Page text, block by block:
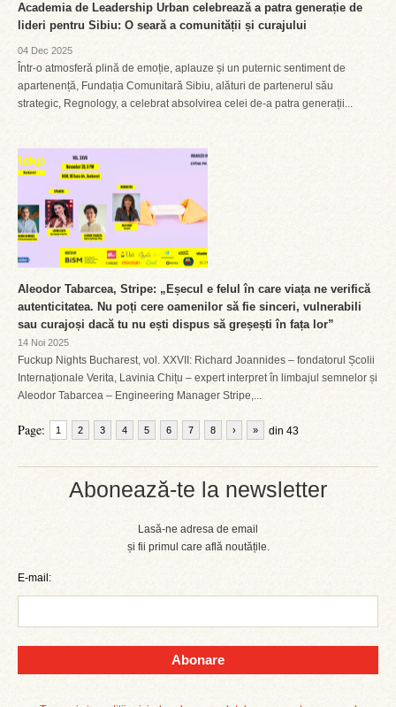
Abonează-te la newsletter
Lasă-ne adresa de email
și fii primul care află noutățile.
E-mail:
Abonare
Academia de Leadership Urban celebrează a patra generație de
lideri pentru Sibiu: O seară a comunității și curajului
04 Dec 2025
Într-o atmosferă plină de emoție, aplauze și un puternic sentiment de
apartenență, Fundația Comunitară Sibiu, alături de partenerul său
strategic, Regnology, a celebrat absolvirea celei de-a patra generații...
Aleodor Tabarcea, Stripe: „Eșecul e felul în care viața ne verifică
autenticitatea. Nu poți cere oamenilor să fie sinceri, vulnerabili
sau curajoși dacă tu nu ești dispus să greșești în fața lor”
14 Noi 2025
Fuckup Nights Bucharest, vol. XXVII: Richard Joannides – fondatorul Școlii
Internaționale Verita, Lavinia Chițu – expert interpret în limbajul semnelor și
Aleodor Tabarcea – Engineering Manager Stripe,...
Page: 1 2 3 4 5 6 7 8 din 43
› »